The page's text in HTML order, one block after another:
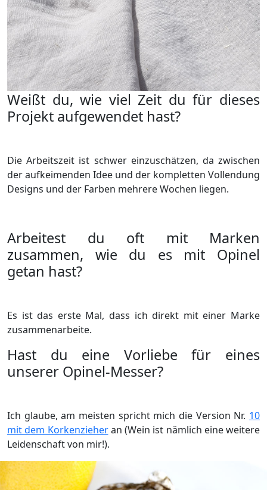
Weißt du, wie viel Zeit du für dieses
Projekt aufgewendet hast?
Die Arbeitszeit ist schwer einzuschätzen, da zwischen
der aufkeimenden Idee und der kompletten Vollendung
Designs und der Farben mehrere Wochen liegen.
Arbeitest du oft mit Marken
zusammen, wie du es mit Opinel
getan hast?
Es ist das erste Mal, dass ich direkt mit einer Marke
zusammenarbeite.
Hast du eine Vorliebe für eines
unserer Opinel-Messer?
Ich glaube, am meisten spricht mich die Version Nr. 10
mit dem Korkenzieheran (Wein ist nämlich eine weitere
Leidenschaft von mir!).